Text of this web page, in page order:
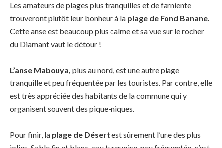
Les amateurs de plages plus tranquilles et de farniente
trouveront plutôt leur bonheur à la plage de Fond Banane.
Cette anse est beaucoup plus calme et sa vue sur le rocher
du Diamant vaut le détour !
L’anse Mabouya, plus au nord, est une autre plage
tranquille et peu fréquentée par les touristes. Par contre, elle
est très appréciée des habitants de la commune qui y
organisent souvent des pique-niques.
Pour finir, la plage de Désert est sûrement l’une des plus